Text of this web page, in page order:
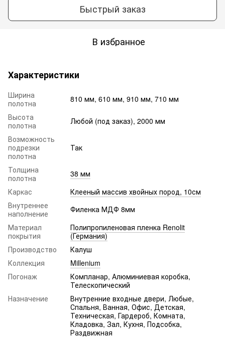
Быстрый заказ
В избранное
Характеристики
Ширина
полотна
810 мм, 610 мм, 910 мм, 710 мм
Высота
полотна
Любой (под заказ), 2000 мм
Возможность
подрезки
полотна
Так
Толщина
полотна
38 мм
Каркас
Клееный массив хвойных пород, 10см
Внутреннее
наполнение
Филенка МДФ 8мм
Материал
покрытия
Полипропиленовая пленка Renolit
(Германия)
Производство
Калуш
Коллекция
Millenium
Погонаж
Компланар, Алюминиевая коробка,
Телескопический
Назначение
Внутренние входные двери, Любые,
Спальня, Ванная, Офис, Детская,
Техническая, Гардероб, Комната,
Кладовка, Зал, Кухня, Подсобка,
Раздвижная